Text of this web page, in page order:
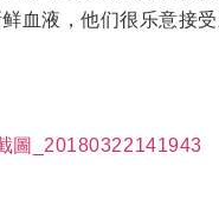
血液，他们很乐意接